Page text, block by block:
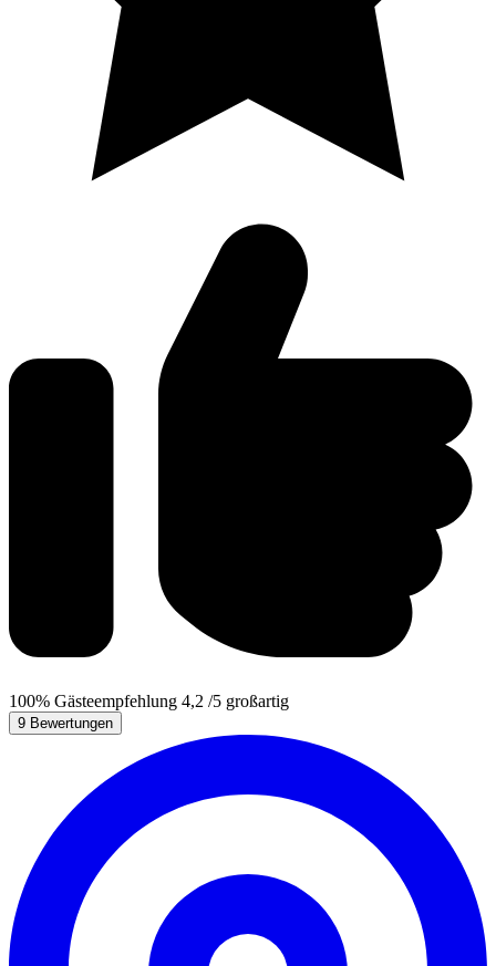
100% Gästeempfehlung 4,2 /5 großartig
9 Bewertungen